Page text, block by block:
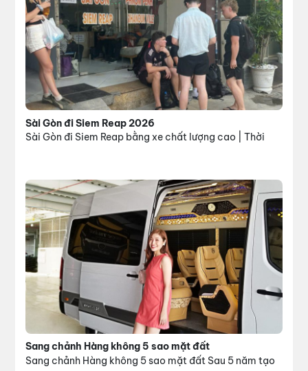
Sài Gòn đi Siem Reap 2026
Sài Gòn đi Siem Reap bằng xe chất lượng cao | Thời
Sang chảnh Hàng không 5 sao mặt đất
Sang chảnh Hàng không 5 sao mặt đất Sau 5 năm tạo